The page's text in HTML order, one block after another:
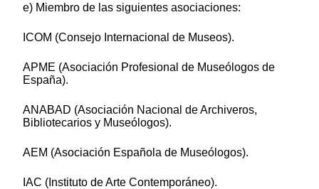
e) Miembro de las siguientes asociaciones:
ICOM (Consejo Internacional de Museos).
APME (Asociación Profesional de Museólogos de
España).
ANABAD (Asociación Nacional de Archiveros,
Bibliotecarios y Museólogos).
AEM (Asociación Española de Museólogos).
IAC (Instituto de Arte Contemporáneo).